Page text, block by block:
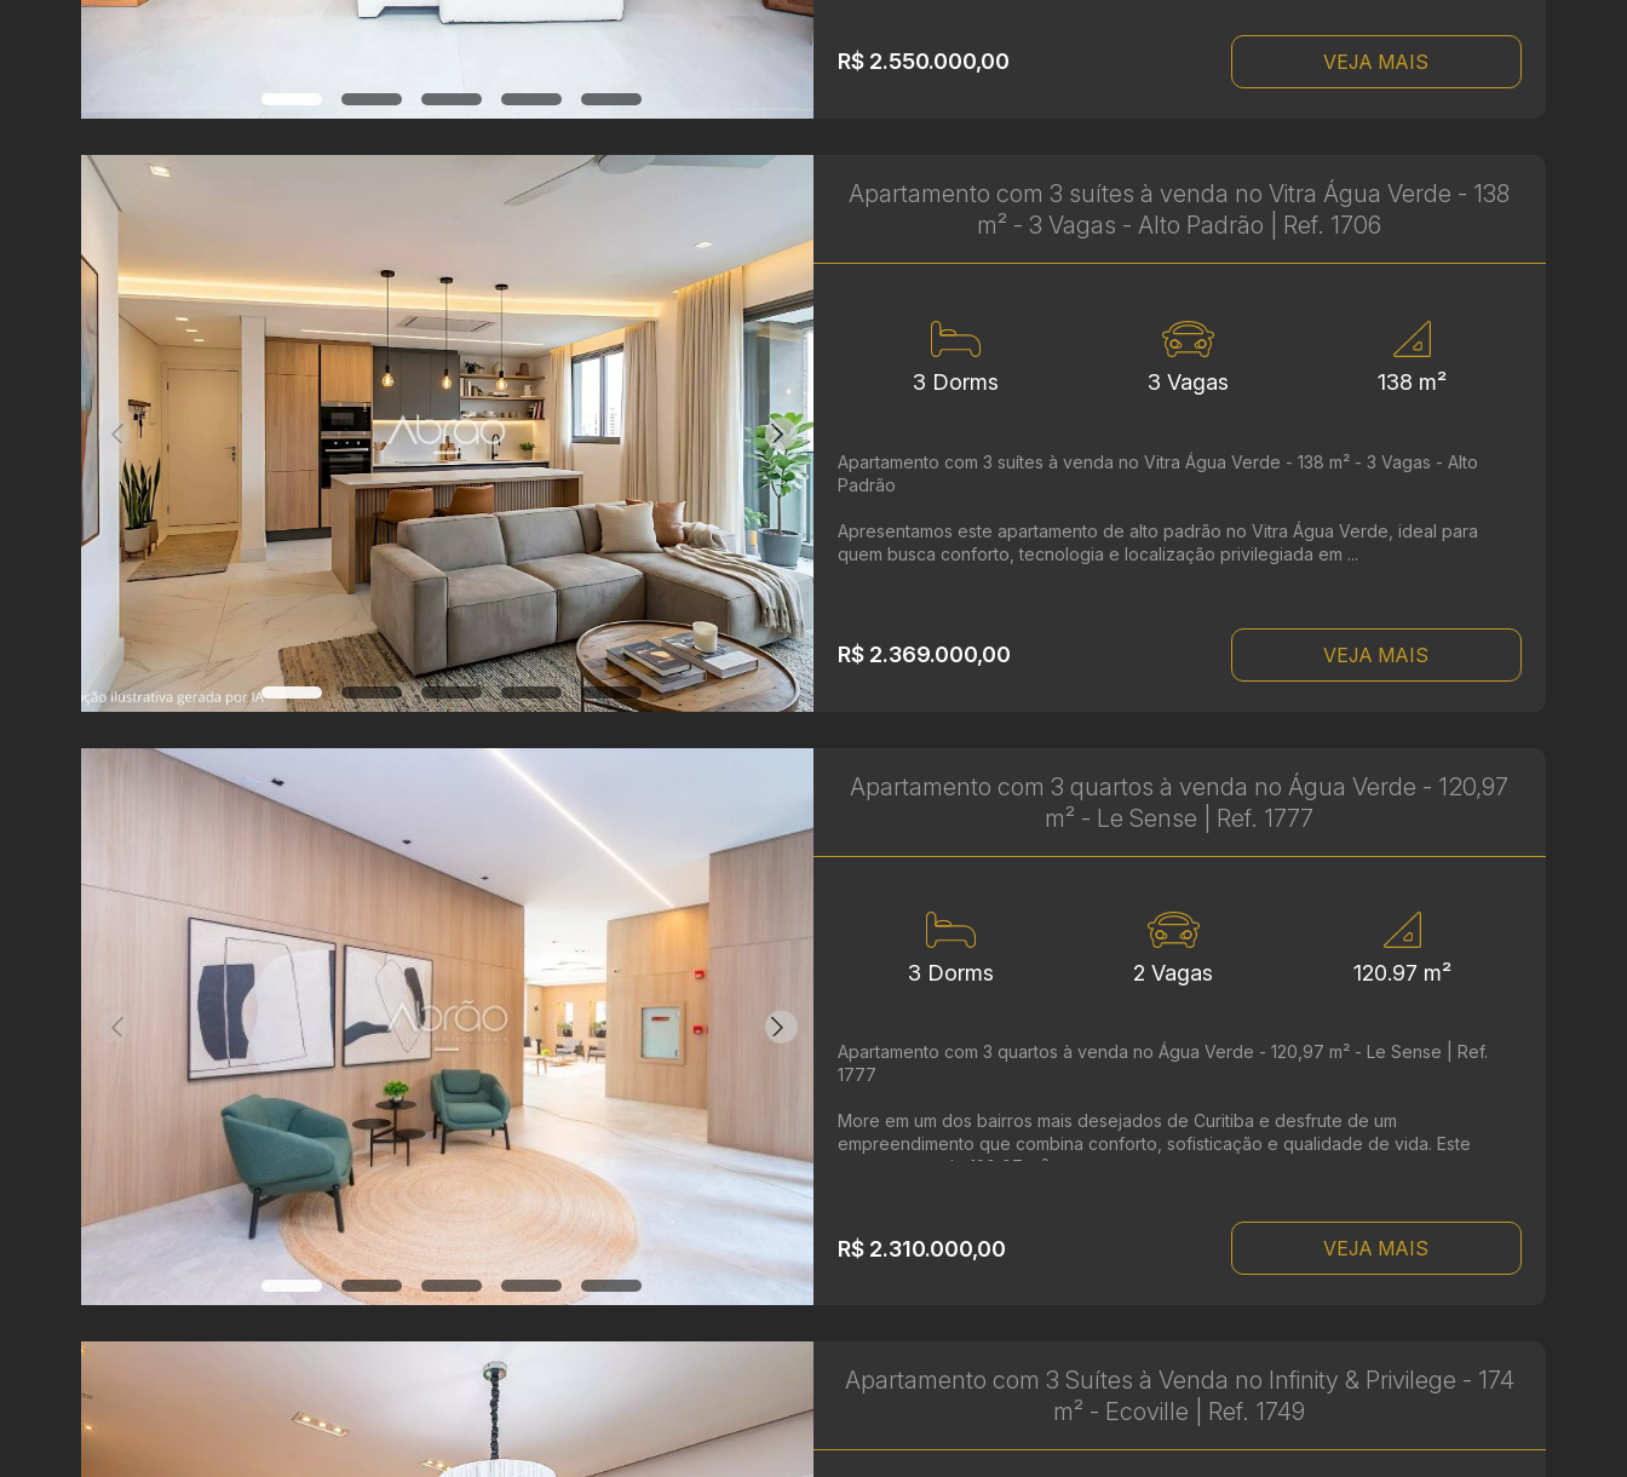
R$ 2.550.000,00 VEJA MAIS
Apartamento com 3 suítes à venda no Vitra Água Verde - 138
m² - 3 Vagas - Alto Padrão | Ref. 1706
3 Dorms 3 Vagas 138 m²
Apartamento com 3 suítes à venda no Vitra Água Verde - 138 m² - 3 Vagas - Alto
Padrão
Apresentamos este apartamento de alto padrão no Vitra Água Verde, ideal para
quem busca conforto, tecnologia e localização privilegiada em ...
R$ 2.369.000,00 VEJA MAIS
Apartamento com 3 quartos à venda no Água Verde - 120,97
m² - Le Sense | Ref. 1777
3 Dorms 2 Vagas 120.97 m²
Apartamento com 3 quartos à venda no Água Verde - 120,97 m² - Le Sense | Ref.
1777
More em um dos bairros mais desejados de Curitiba e desfrute de um
empreendimento que combina conforto, sofisticação e qualidade de vida. Este
apartamento de 120,97 m² ...
R$ 2.310.000,00 VEJA MAIS
Apartamento com 3 Suítes à Venda no Infinity & Privilege - 174
m² - Ecoville | Ref. 1749